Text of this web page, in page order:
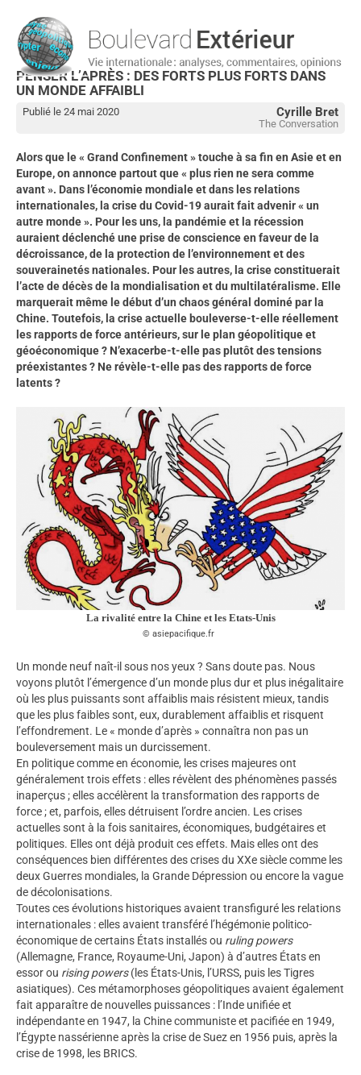
PENSER L’APRÈS : DES FORTS PLUS FORTS DANS
UN MONDE AFFAIBLI
Cyrille Bret
The Conversation
Publié le 24 mai 2020
Alors que le « Grand Confinement » touche à sa fin en Asie et en
Europe, on annonce partout que « plus rien ne sera comme
avant ». Dans l’économie mondiale et dans les relations
internationales, la crise du Covid-19 aurait fait advenir « un
autre monde ». Pour les uns, la pandémie et la récession
auraient déclenché une prise de conscience en faveur de la
décroissance, de la protection de l’environnement et des
souverainetés nationales. Pour les autres, la crise constituerait
l’acte de décès de la mondialisation et du multilatéralisme. Elle
marquerait même le début d’un chaos général dominé par la
Chine. Toutefois, la crise actuelle bouleverse-t-elle réellement
les rapports de force antérieurs, sur le plan géopolitique et
géoéconomique ? N’exacerbe-t-elle pas plutôt des tensions
préexistantes ? Ne révèle-t-elle pas des rapports de force
latents ?
La rivalité entre la Chine et les Etats-Unis
asiepacifique.fr
Un monde neuf naît-il sous nos yeux ? Sans doute pas. Nous
voyons plutôt l’émergence d’un monde plus dur et plus inégalitaire
où les plus puissants sont affaiblis mais résistent mieux, tandis
que les plus faibles sont, eux, durablement affaiblis et risquent
l’effondrement. Le « monde d’après » connaîtra non pas un
bouleversement mais un durcissement.
En politique comme en économie, les crises majeures ont
généralement trois effets : elles révèlent des phénomènes passés
inaperçus ; elles accélèrent la transformation des rapports de
force ; et, parfois, elles détruisent l’ordre ancien. Les crises
actuelles sont à la fois sanitaires, économiques, budgétaires et
politiques. Elles ont déjà produit ces effets. Mais elles ont des
conséquences bien différentes des crises du XXe siècle comme les
deux Guerres mondiales, la Grande Dépression ou encore la vague
de décolonisations.
Toutes ces évolutions historiques avaient transfiguré les relations
internationales : elles avaient transféré l’hégémonie politico-
économique de certains États installés ou ruling powers
(Allemagne, France, Royaume-Uni, Japon) à d’autres États en
essor ou rising powers(les États-Unis, l’URSS, puis les Tigres
asiatiques). Ces métamorphoses géopolitiques avaient également
fait apparaître de nouvelles puissances : l’Inde unifiée et
indépendante en 1947, la Chine communiste et pacifiée en 1949,
l’Égypte nassérienne après la crise de Suez en 1956 puis, après la
crise de 1998, les BRICS.